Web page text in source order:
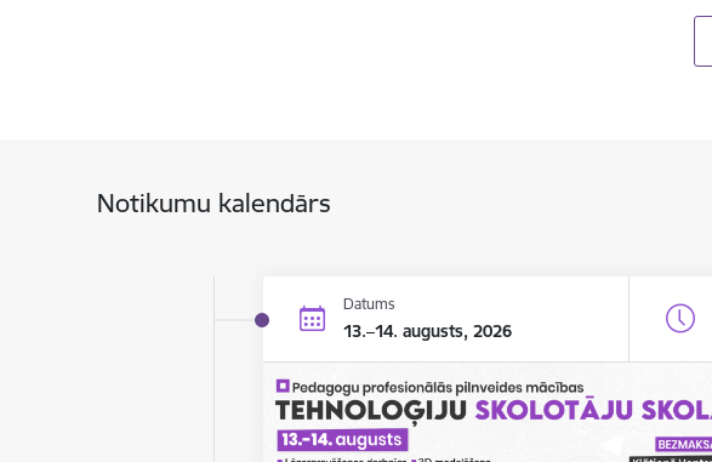
Notikumu kalendārs
Datums
13.–14. augusts, 2026